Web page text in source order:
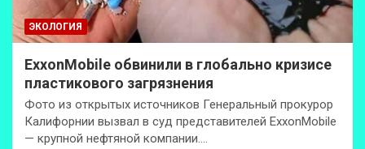
ЭКОЛОГИЯ
ExxonMobilе обвинили в глобально кризисе
пластикового загрязнения
Фото из открытых источников Генеральный прокурор
Калифорнии вызвал в суд представителей ExxonMobile
— крупной нефтяной компании.…